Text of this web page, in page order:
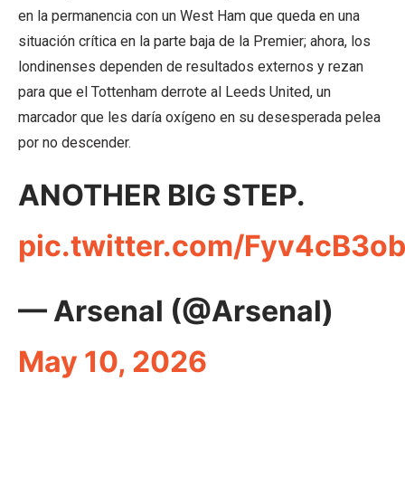
en la permanencia con un West Ham que queda en una
situación crítica en la parte baja de la Premier; ahora, los
londinenses dependen de resultados externos y rezan
para que el Tottenham derrote al Leeds United, un
marcador que les daría oxígeno en su desesperada pelea
por no descender.
ANOTHER BIG STEP.
pic.twitter.com/
— Arsenal (@Arsenal)
May 10, 2026